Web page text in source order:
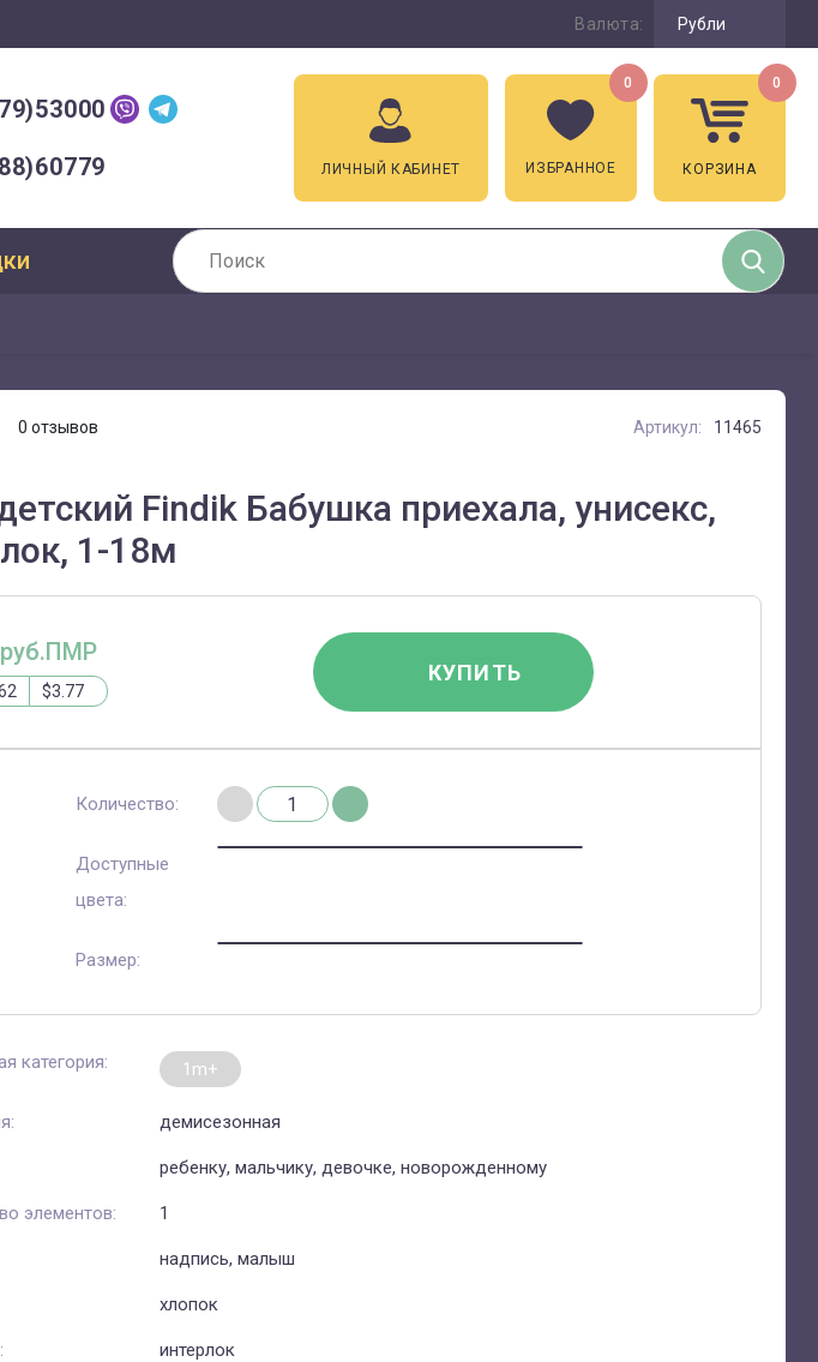
Валюта: Рубли
ЛИЧНЫЙ КАБИНЕТ ИЗБРАННОЕ
0
КОРЗИНА
0
0отзывов Артикул: 11465
Findik Бабушка приехала, унисекс,
1-18м
$3.77
КУПИТЬ
Количество:
Доступные
цвета:
Размер:
категория: 1m+
демисезонная
ребенку, мальчику, девочке, новорожденному
элементов: 1
надпись, малыш
хлопок
интерлок